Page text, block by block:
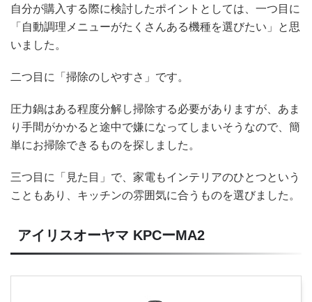
自分が購入する際に検討したポイントとしては、一つ目に
「自動調理メニューがたくさんある機種を選びたい」と思
いました。
二つ目に「掃除のしやすさ」です。
圧力鍋はある程度分解し掃除する必要がありますが、あま
り手間がかかると途中で嫌になってしまいそうなので、簡
単にお掃除できるものを探しました。
三つ目に「見た目」で、家電もインテリアのひとつという
こともあり、キッチンの雰囲気に合うものを選びました。
アイリスオーヤマ KPCーMA2